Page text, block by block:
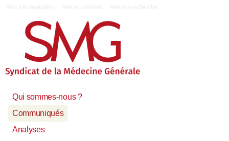
Qui sommes-nous ?
Communiqués
Analyses